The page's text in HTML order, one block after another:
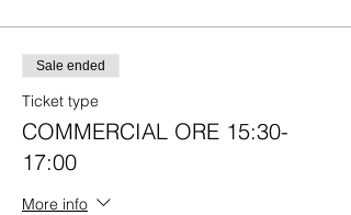
Sale ended
Ticket type
COMMERCIAL ORE 15:30-
17:00
More info